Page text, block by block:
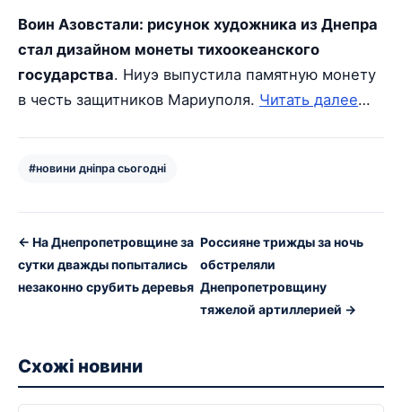
Воин Азовстали: рисунок художника из Днепра
стал дизайном монеты тихоокеанского
государства. Ниуэ выпустила памятную монету
в честь защитников Мариуполя. Читать далее…
#новини дніпра сьогодні
← На Днепропетровщине за
сутки дважды попытались
незаконно срубить деревья
Россияне трижды за ночь
обстреляли
Днепропетровщину
тяжелой артиллерией →
Схожі новини